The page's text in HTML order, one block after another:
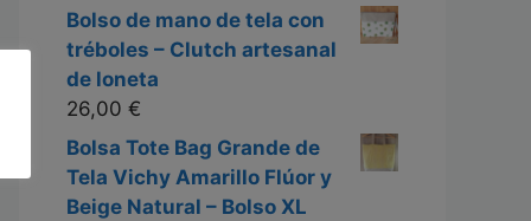
Bolso de mano de tela con
tréboles – Clutch artesanal
de loneta
26,00 €
Bolsa Tote Bag Grande de
Tela Vichy Amarillo Flúor y
Beige Natural – Bolso XL